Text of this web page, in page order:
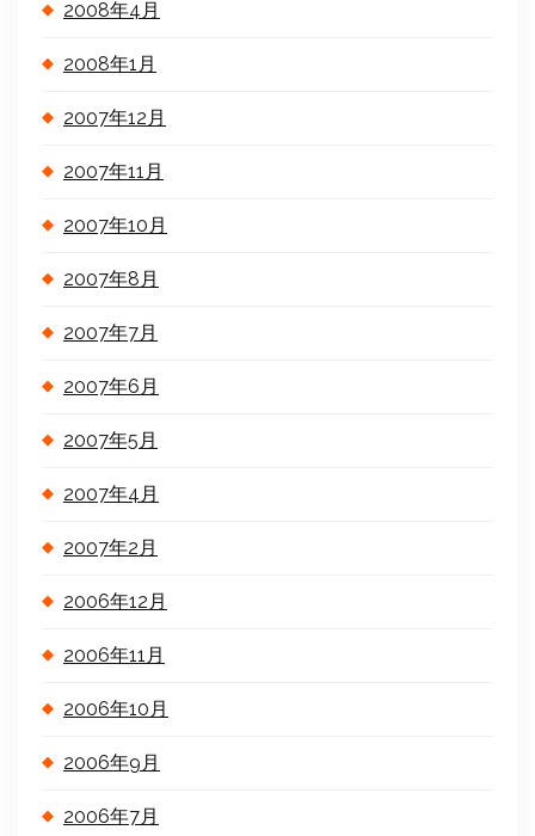
2008年4月
2008年1月
2007年12月
2007年11月
2007年10月
2007年8月
2007年7月
2007年6月
2007年5月
2007年4月
2007年2月
2006年12月
2006年11月
2006年10月
2006年9月
2006年7月